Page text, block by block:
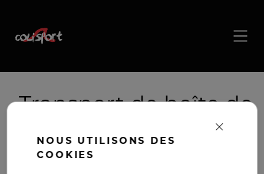
NOUS UTILISONS DES
COOKIES
Transport de boîte de
vitesses , livraison de
boîte de vitesses